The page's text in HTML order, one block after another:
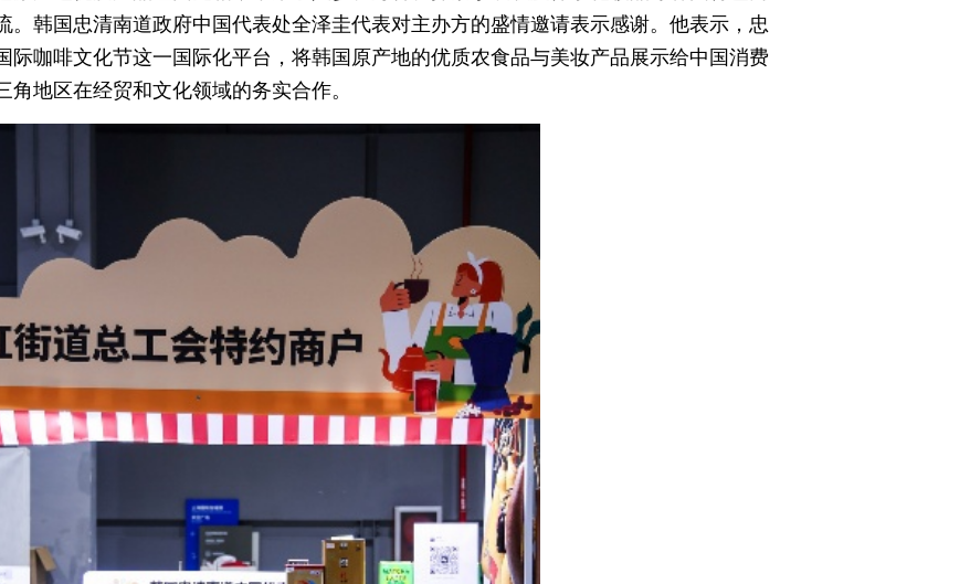
。韩国忠清南道政府中国代表处全泽圭代表对主办方的盛情邀请表示感谢。他表示，忠
际咖啡文化节这一国际化平台，将韩国原产地的优质农食品与美妆产品展示给中国消费
地区在经贸和文化领域的务实合作。